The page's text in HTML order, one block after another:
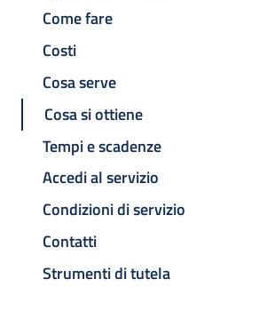
Come fare
Costi
Cosa serve
Cosa si ottiene
Tempi e scadenze
Accedi al servizio
Condizioni di servizio
Contatti
Strumenti di tutela